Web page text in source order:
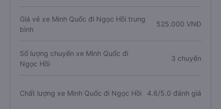
Giá vé xe Minh Quốc đi Ngọc Hồi trung
bình
525.000 VNĐ
Số lượng chuyến xe Minh Quốc đi
Ngọc Hồi
3 chuyến
Chất lượng xe Minh Quốc đi Ngọc Hồi 4.6/5.0 đánh giá